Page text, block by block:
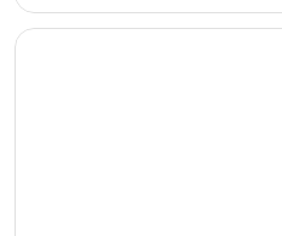
Öppnas i ett nytt fönster
Gran Marbella Resort &